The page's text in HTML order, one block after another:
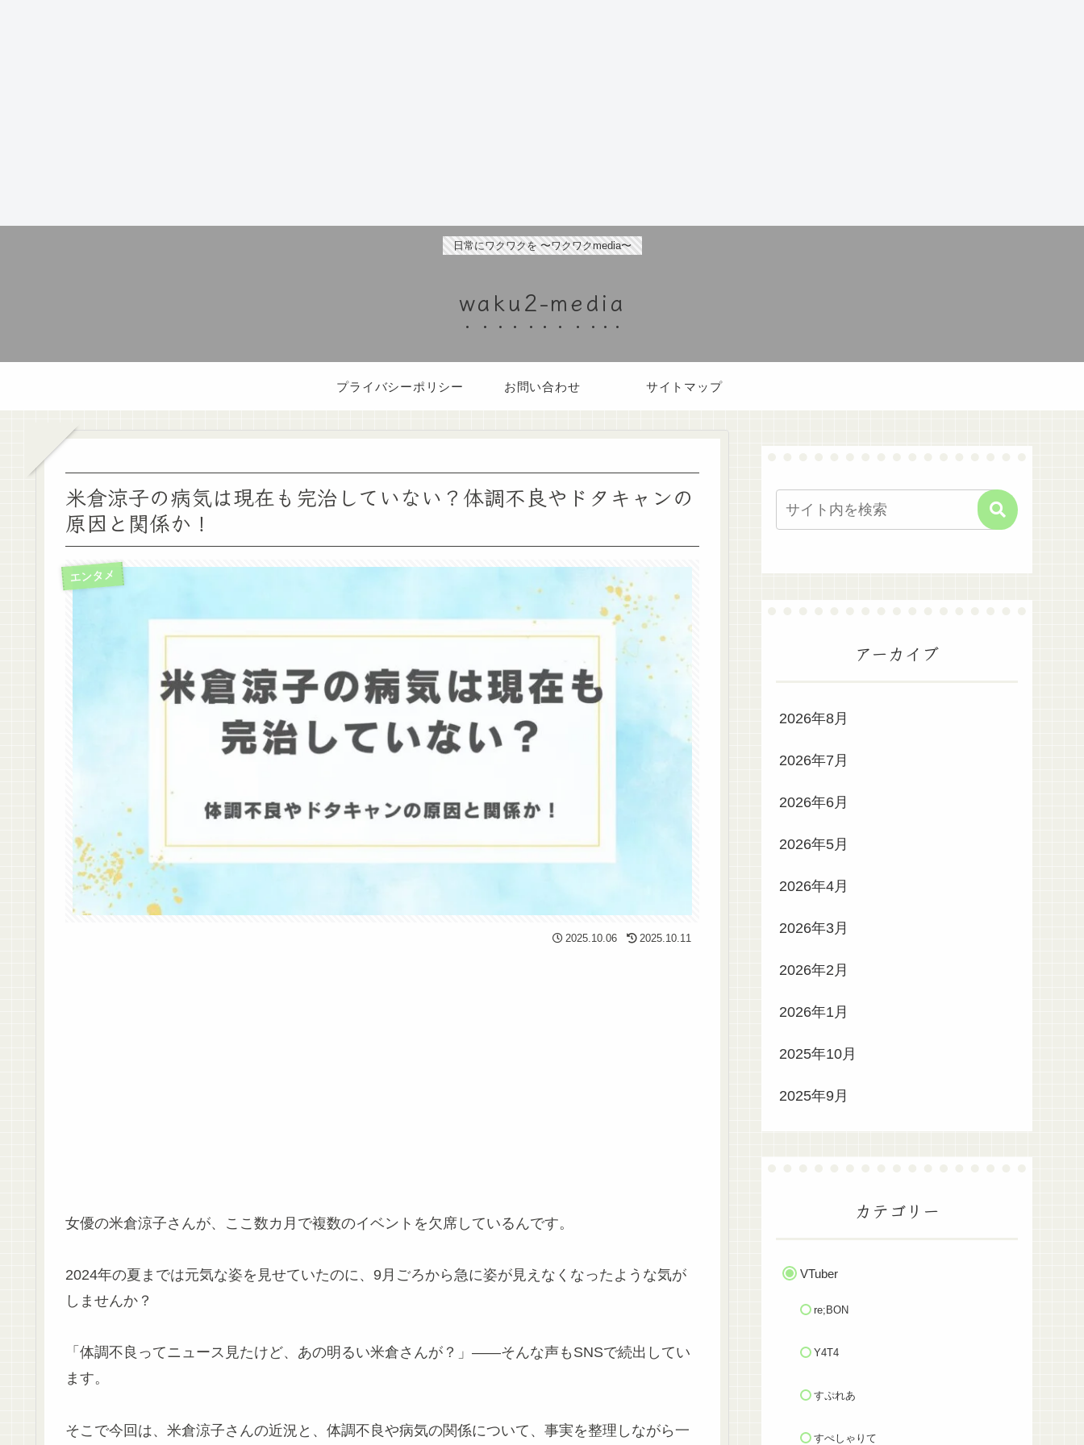
日常にワクワクを 〜ワクワクmedia〜
waku2-media
プライバシーポリシー お問い合わせ サイトマップ
米倉涼子の病気は現在も完治していない？体調不良やドタキャンの
原因と関係か！
エンタメ
2025.10.06 2025.10.11
女優の米倉涼子さんが、ここ数カ月で複数のイベントを欠席しているんです。
2024年の夏までは元気な姿を見せていたのに、9月ごろから急に姿が見えなくなったような気が
しませんか？
「体調不良ってニュース見たけど、あの明るい米倉さんが？」――そんな声もSNSで続出してい
ます。
そこで今回は、米倉涼子さんの近況と、体調不良や病気の関係について、事実を整理しながら一
アーカイブ
2026年8月
2026年7月
2026年6月
2026年5月
2026年4月
2026年3月
2026年2月
2026年1月
2025年10月
2025年9月
カテゴリー
VTuber
re;BON
Y4T4
すぷれあ
すぺしゃりて